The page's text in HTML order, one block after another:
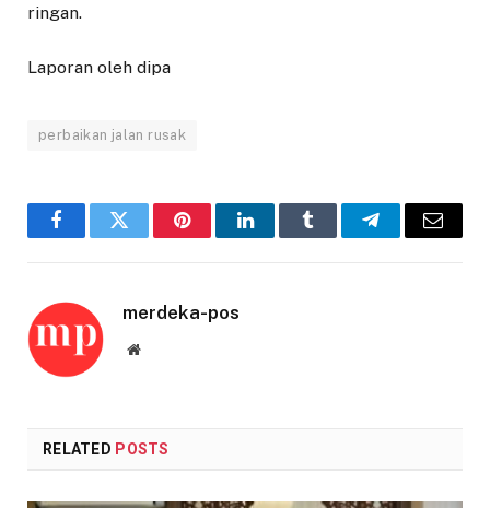
ringan.
Laporan oleh dipa
perbaikan jalan rusak
FacebookTwitter PinterestLinkedInTumblr TelegramEmail
merdeka-pos
Website
RELATED POSTS